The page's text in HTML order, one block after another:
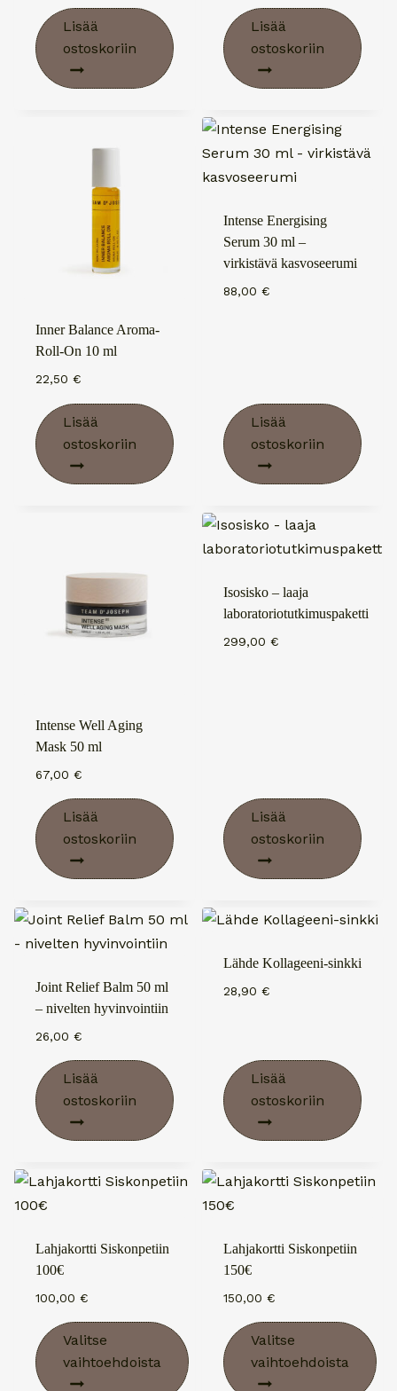
Lisää
ostoskoriin
Lisää
ostoskoriin
Inner Balance Aroma-
Roll-On 10 ml
22,50 €
Lisää
ostoskoriin
Intense Energising
Serum 30 ml –
virkistävä kasvoseerumi
88,00 €
Lisää
ostoskoriin
Intense Well Aging
Mask 50 ml
67,00 €
Lisää
ostoskoriin
Isosisko – laaja
laboratoriotutkimuspaketti
299,00 €
Lisää
ostoskoriin
Joint Relief Balm 50 ml
– nivelten hyvinvointiin
26,00 €
Lisää
ostoskoriin
Lähde Kollageeni-sinkki
28,90 €
Lisää
ostoskoriin
Lahjakortti Siskonpetiin
100€
100,00 €
Valitse
vaihtoehdoista
Lahjakortti Siskonpetiin
150€
150,00 €
Valitse
vaihtoehdoista